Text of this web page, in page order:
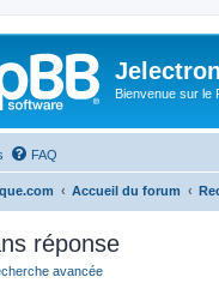
Bienvenue sur le
FAQ
Accueil du forum
réponse
avancée